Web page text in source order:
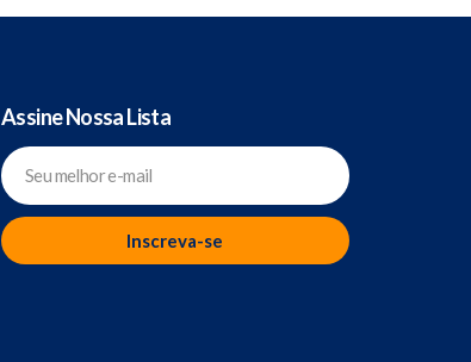
Assine Nossa Lista
Inscreva-se